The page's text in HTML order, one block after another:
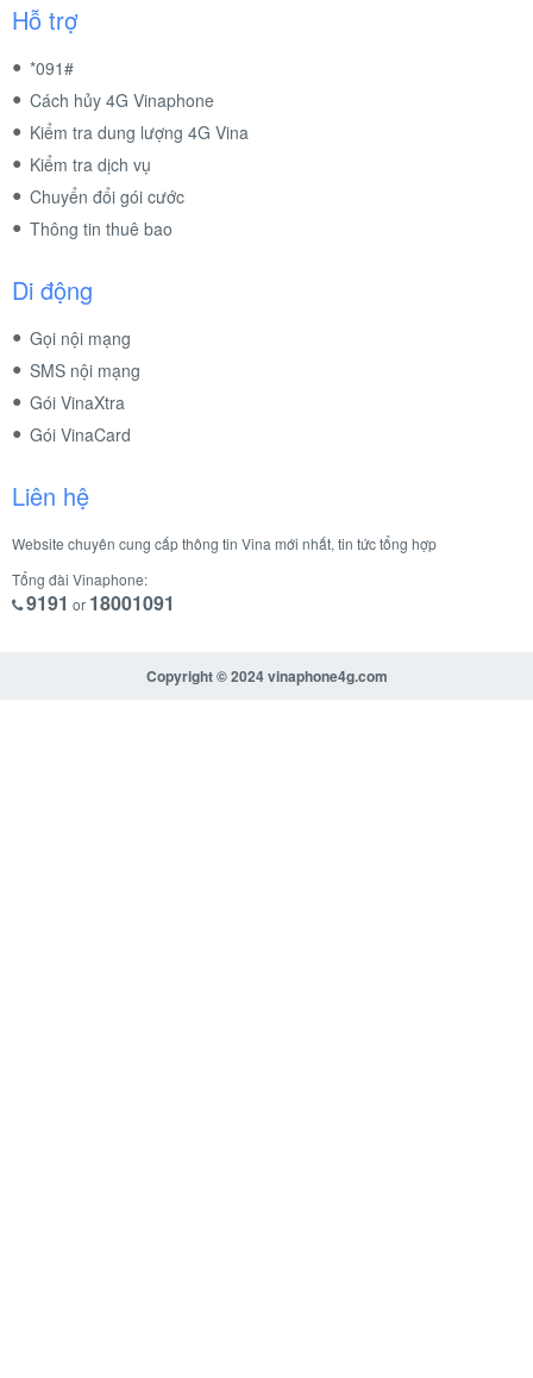
Hỗ trợ
*091#
Cách hủy 4G Vinaphone
Kiểm tra dung lượng 4G Vina
Kiểm tra dịch vụ
Chuyển đổi gói cước
Thông tin thuê bao
Di động
Gọi nội mạng
SMS nội mạng
Gói VinaXtra
Gói VinaCard
Liên hệ
Website chuyên cung cấp thông tin Vina mới nhất, tin tức tổng hợp
Tổng đài Vinaphone:
9191 or 18001091
Copyright © 2024vinaphone4g.com